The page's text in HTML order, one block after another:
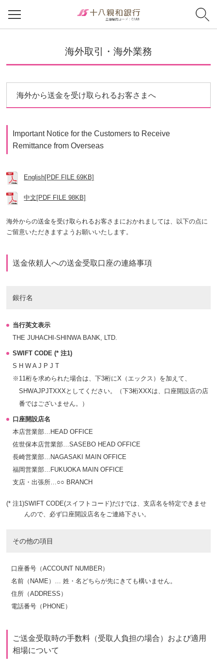
海外取引・海外業務
海外から送金を受け取られるお客さまへ
Important Notice for the Customers to Receive
Remittance from Overseas
English[PDF FILE 69KB]
中文[PDF FILE 98KB]
海外からの送金を受け取られるお客さまにおかれましては、以下の点に
ご留意いただきますようお願いいたします。
送金依頼人への送金受取口座の連絡事項
銀行名
当行英文表示
THE JUHACHI-SHINWA BANK, LTD.
SWIFT CODE (* 注1)
S H W A J P J T
※11桁を求められた場合は、下3桁にX（エックス）を加えて、
SHWAJPJTXXXとしてください。（下3桁XXXは、口座開設店の店
番ではございません。）
口座開設店名
本店営業部…HEAD OFFICE
佐世保本店営業部…SASEBO HEAD OFFICE
長崎営業部…NAGASAKI MAIN OFFICE
福岡営業部…FUKUOKA MAIN OFFICE
支店・出張所…○○ BRANCH
(* 注1)SWIFT CODE(スイフトコード)だけでは、支店名を特定できませ
んので、必ず口座開設店名をご連絡下さい。
その他の項目
口座番号（ACCOUNT NUMBER）
名前（NAME）… 姓・名どちらが先にきても構いません。
住所（ADDRESS）
電話番号（PHONE）
ご送金受取時の手数料（受取人負担の場合）および適用
相場について